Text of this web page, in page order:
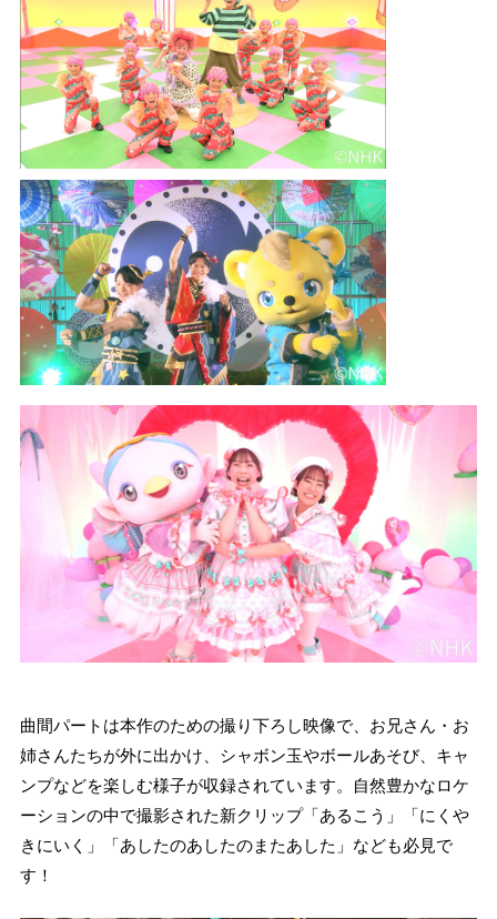
曲間パートは本作のための撮り下ろし映像で、お兄さん・お
姉さんたちが外に出かけ、シャボン玉やボールあそび、キャ
ンプなどを楽しむ様子が収録されています。自然豊かなロケ
ーションの中で撮影された新クリップ「あるこう」「にくや
きにいく」「あしたのあしたのまたあした」なども必見で
す！